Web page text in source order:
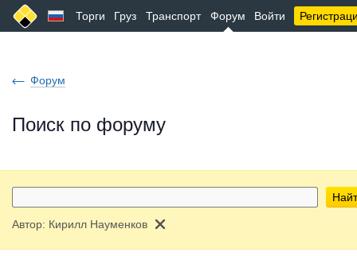
Торги Груз Транспорт Форум Войти
Форум
Поиск по форуму
Автор: Кирилл Науменков